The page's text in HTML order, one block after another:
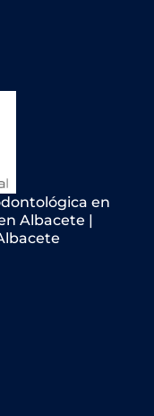
en
Albacete |